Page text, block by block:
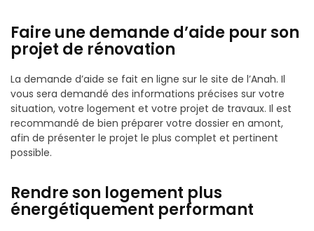
Faire une demande d’aide pour son
projet de rénovation
La demande d’aide se fait en ligne sur le site de l’Anah. Il
vous sera demandé des informations précises sur votre
situation, votre logement et votre projet de travaux. Il est
recommandé de bien préparer votre dossier en amont,
afin de présenter le projet le plus complet et pertinent
possible.
Rendre son logement plus
énergétiquement performant